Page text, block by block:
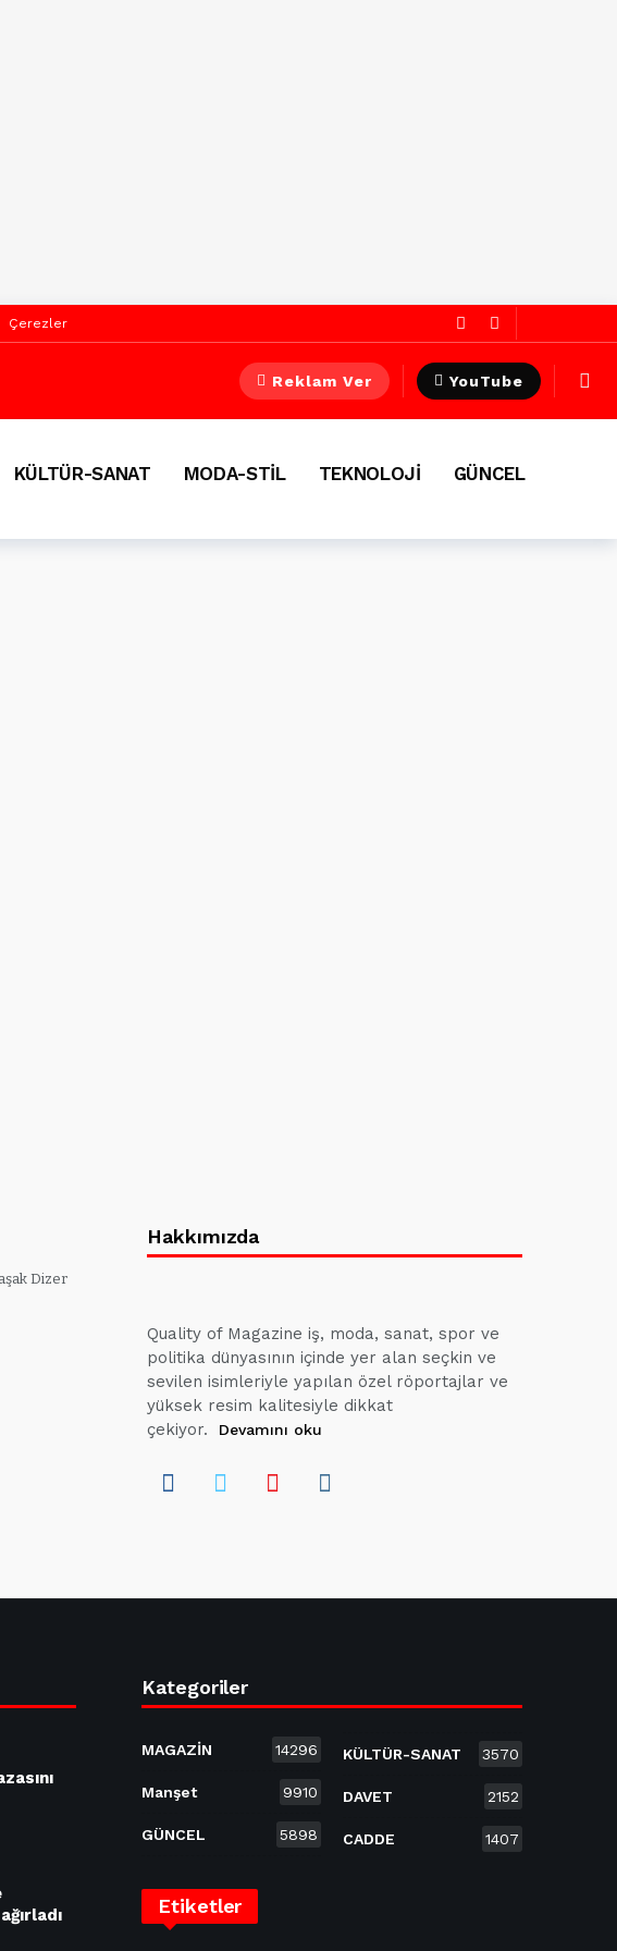
Çerezler
Reklam Ver YouTube
KÜLTÜR-SANAT MODA-STİL TEKNOLOJİ
GÜNCEL
Dizer
Hakkımızda
Quality of Magazine iş, moda, sanat, spor ve
politika dünyasının içinde yer alan seçkin ve
sevilen isimleriyle yapılan özel röportajlar ve
yüksek resim kalitesiyle dikkat
çekiyor.
Devamını oku
Kategoriler
MAGAZİN 14296
Manşet 9910
GÜNCEL 5898
KÜLTÜR-SANAT 3570
DAVET 2152
CADDE 1407
Etiketler